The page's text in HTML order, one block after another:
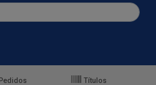
Títulos